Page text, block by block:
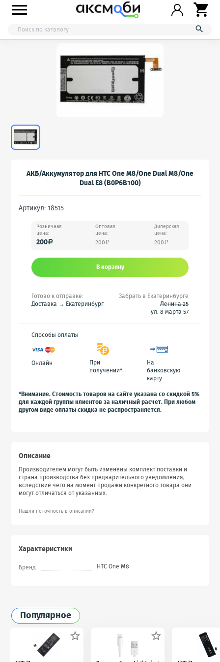



АКБ/Аккумулятор для HTC One M8/One Dual M8/One
Dual E8 (B0P6B100)
Артикул: 18515
Розничная
цена:
200a
Оптовая
цена:
200 a
Дилерская
цена:
200 a
В корзину
Готово к отправке:
Доставка → Екатеринбург
Забрать в Екатеринбурге
Ленина 25
ул. 8 марта 57
Способы оплаты
Онлайн
При
получении*
На
банковскую
карту
*Внимание. Стоимость товаров на сайте указана со скидкой 5%
для каждой группы клиентов за наличный расчет. При любом
другом виде оплаты скидка не распространяется.
Описание
Производителем могут быть изменены комплект поставки и
страна производства без предварительного уведомления,
вследствие чего на момент продажи конкретного товара они
могут отличаться от указанных.
Нашли неточность в описании?
Характеристики
Бренд HTC One M8
Популярное
 